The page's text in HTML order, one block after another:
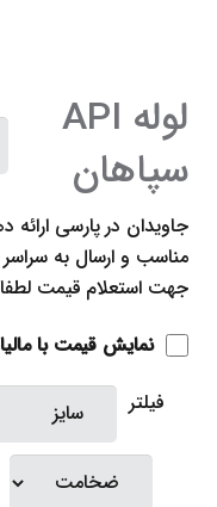
لوله API
سپاهان
جاویدان در پارسی ارائه
مناسب و ارسال به سراسر
جهت استعلام قیمت لطفا
نمایش قیمت با
فیلتر